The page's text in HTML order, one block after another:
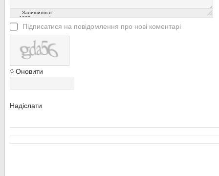
Залишилося:
1000символів
Підписатися на повідомлення про нові коментарі
Оновити
Надіслати